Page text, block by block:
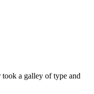
took a galley of type and